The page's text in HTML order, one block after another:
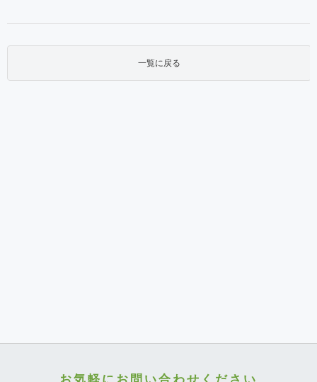
一覧に戻る
お気軽にお問い合わせください